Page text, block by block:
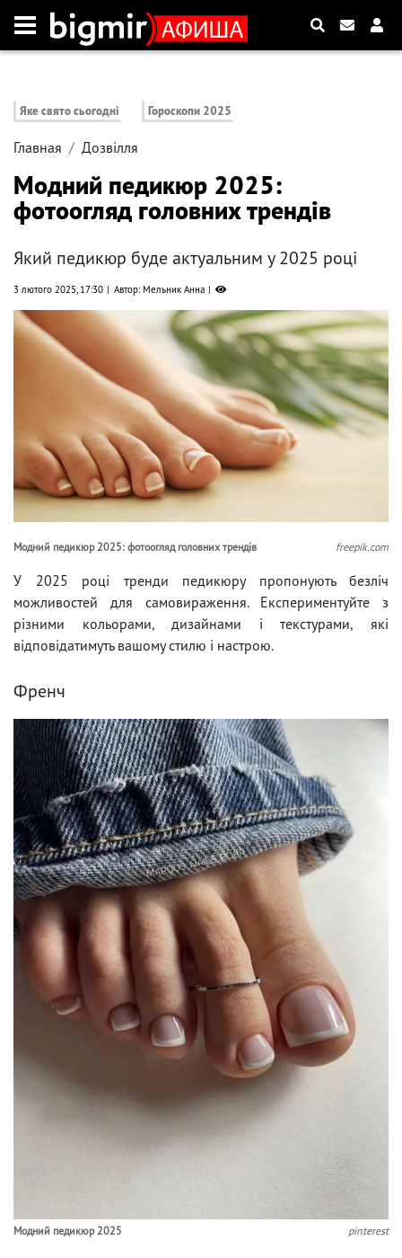
Яке свято сьогодні Гороскопи 2025
Главная Дозвілля
Модний педикюр 2025:
фотоогляд головних трендів
Який педикюр буде актуальним у 2025 році
3 лютого 2025, 17:30 Автор: Мельник Анна
Модний педикюр 2025: фотоогляд головних трендів freepik.com
У 2025 році тренди педикюру пропонують безліч
можливостей для самовираження. Експериментуйте з
різними кольорами, дизайнами і текстурами, які
відповідатимуть вашому стилю і настрою.
Френч
Модний педикюр 2025 pinterest